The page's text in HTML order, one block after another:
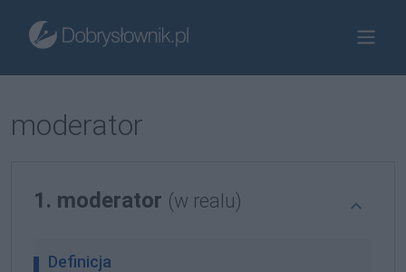
moderator
1. moderator (w realu)
Definicja